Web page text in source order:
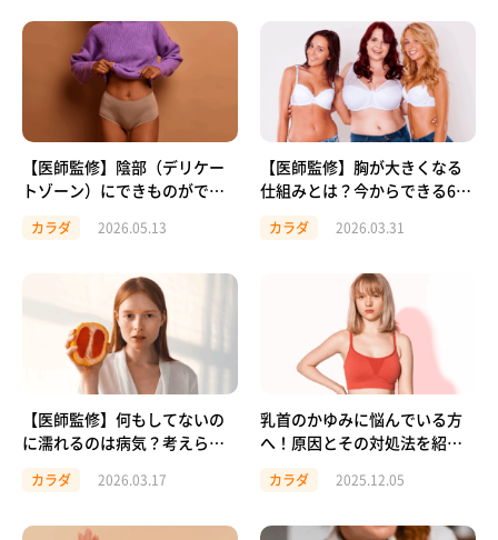
【医師監修】陰部（デリケー
トゾーン）にできものができ
を解説
カラダ 2026.05.13
【医師監修】胸が大きくなる
仕組みとは？今からできる6つ
カラダ 2026.03.31
【医師監修】何もしてないの
に濡れるのは病気？考えられ
ケース
カラダ 2026.03.17
乳首のかゆみに悩んでいる方
へ！原因とその対処法を紹介
カラダ 2025.12.05